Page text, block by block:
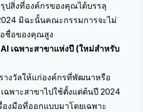
ปสิ่งที่องค์กรของคุณได้บรรลุ
มิฉะนั้นคณะกรรมการจะไม่
ชื่อของคุณสูง
เฉพาะสาขาแห่งปี (ใหม่สำหรับ
งวัลให้แก่องค์กรที่พัฒนาหรือ
ฉพาะสาขาไปใช้ตั้งแต่ต้นปี 2024
องมือที่ออกแบบมาโดยเฉพาะ